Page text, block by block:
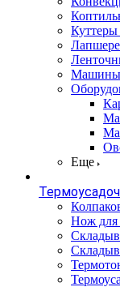
Куттеры
Машины
Еще
Нож для